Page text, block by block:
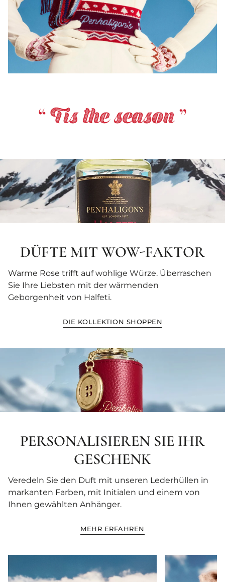
DÜFTE MIT WOW-FAKTOR
Warme Rose trifft auf wohlige Würze. Überraschen
Sie Ihre Liebsten mit der wärmenden
Geborgenheit von Halfeti.
DIE KOLLEKTION SHOPPEN
PERSONALISIEREN SIE IHR
GESCHENK
Veredeln Sie den Duft mit unseren Lederhüllen in
markanten Farben, mit Initialen und einem von
Ihnen gewählten Anhänger.
MEHR ERFAHREN